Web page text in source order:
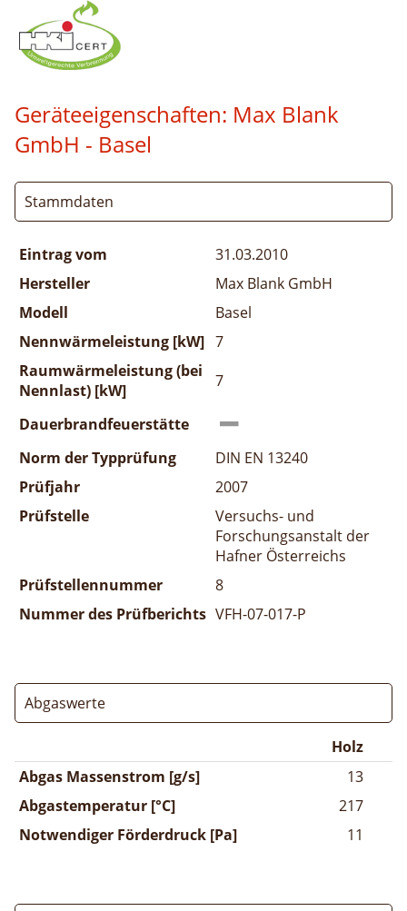
Geräteeigenschaften: Max Blank
GmbH - Basel
Stammdaten
Eintrag vom
31.03.2010
Hersteller
Max Blank GmbH
Modell
Basel
Nennwärmeleistung [kW] 7
Raumwärmeleistung (bei
Nennlast) [kW]
7
Dauerbrandfeuerstätte
Norm der Typprüfung
DIN EN 13240
Prüfjahr
2007
Prüfstelle
Versuchs- und
Forschungsanstalt der
Hafner Österreichs
Prüfstellennummer
8
Nummer des Prüfberichts VFH-07-017-P
Abgaswerte
Holz
Abgas Massenstrom [g/s]
13
Abgastemperatur [°C]
217
Notwendiger Förderdruck [Pa]
11